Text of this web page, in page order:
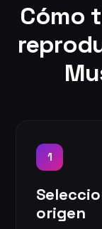
Cómo
1
origen